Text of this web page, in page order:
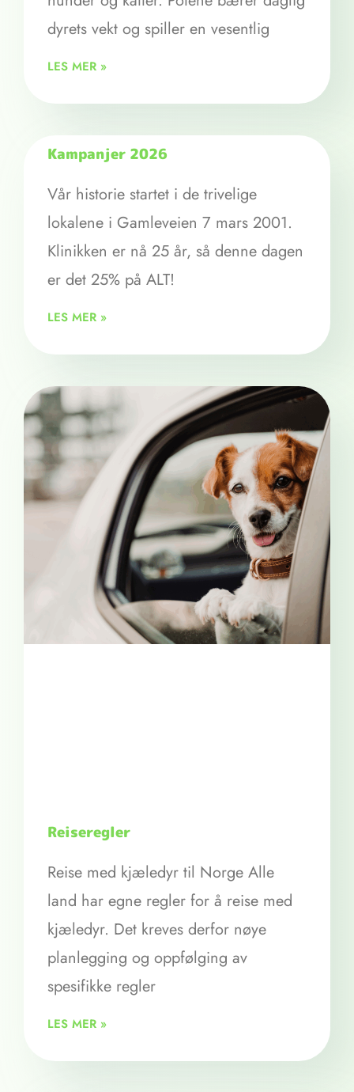
dyrets vekt og spiller en vesentlig
LES MER »
Kampanjer 2026
Vår historie startet i de trivelige
lokalene i Gamleveien 7 mars 2001.
Klinikken er nå 25 år, så denne dagen
er det 25% på ALT!
LES MER »
Reiseregler
Reise med kjæledyr til Norge Alle
land har egne regler for å reise med
kjæledyr. Det kreves derfor nøye
planlegging og oppfølging av
spesifikke regler
LES MER »